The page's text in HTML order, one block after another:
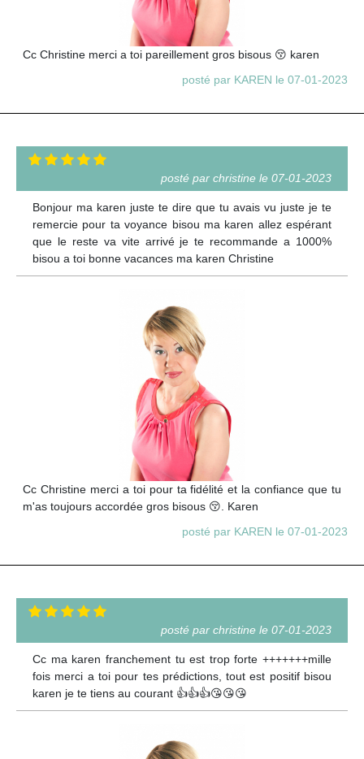
Cc Christine merci a toi pareillement gros bisous 😚 karen
posté par KAREN le 07-01-2023
posté par christine le 07-01-2023
Bonjour ma karen juste te dire que tu avais vu juste je te
remercie pour ta voyance bisou ma karen allez espérant
que le reste va vite arrivé je te recommande a 1000%
bisou a toi bonne vacances ma karen Christine
Cc Christine merci a toi pour ta fidélité et la confiance que tu
m'as toujours accordée gros bisous 😚. Karen
posté par KAREN le 07-01-2023
posté par christine le 07-01-2023
Cc ma karen franchement tu est trop forte +++++++mille
fois merci a toi pour tes prédictions, tout est positif bisou
karen je te tiens au courant 👍👍👍😘😘😘